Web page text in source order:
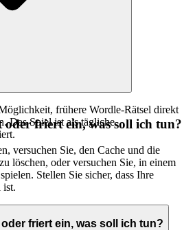
frühere Wordle-Rätsel direkt
Das Spiel ist als tägliche
oder friert ein, was soll ich tun?
versuchen Sie, den Cache und die
löschen, oder versuchen Sie, in einem
Stellen Sie sicher, dass Ihre
ist.
friert ein, was soll ich tun?